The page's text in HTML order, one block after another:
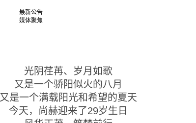
最新公告
媒体聚焦
光阴荏苒、岁月如歌
又是一个骄阳似火的八月
又是一个满载阳光和希望的夏天
今天，尚赫迎来了29岁生日